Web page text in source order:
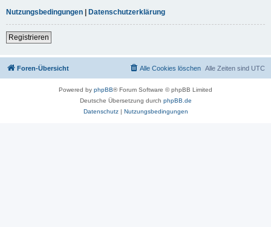
Nutzungsbedingungen | Datenschutzerklärung
Registrieren
Foren-Übersicht Alle Zeiten sind UTC
Alle Cookies löschen
Powered by phpBB® Forum Software © phpBB Limited
Deutsche Übersetzung durch phpBB.de
Datenschutz| Nutzungsbedingungen